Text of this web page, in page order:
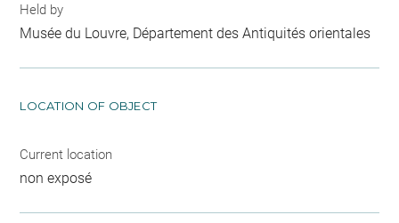
Held by
Musée du Louvre, Département des Antiquités orientales
LOCATION OF OBJECT
Current location
non exposé